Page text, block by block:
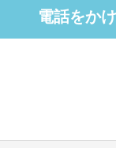
電話をか